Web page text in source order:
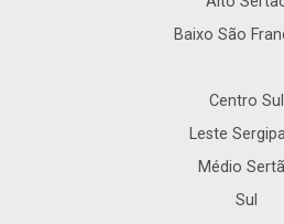
Baixo São
Centro Sul
Leste
Médio
Sul